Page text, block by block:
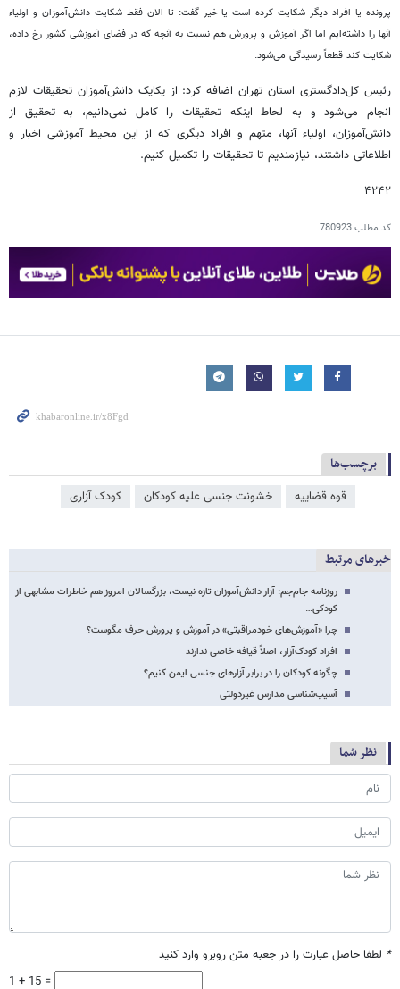
پرونده یا افراد دیگر شکایت کرده است یا خیر گفت: تا الان فقط شکایت دانش‌آموزان و اولیاء
آنها را داشته‌ایم اما اگر آموزش و پرورش هم نسبت به آنچه که در فضای آموزشی کشور رخ داده،
شکایت کند قطعاً رسیدگی می‌شود.
رئیس کل‌دادگستری استان تهران اضافه کرد: از یکایک دانش‌آموزان تحقیقات لازم
انجام می‌شود و به لحاط اینکه تحقیقات را کامل نمی‌دانیم، به تحقیق از
دانش‌آموزان، اولیاء آنها، متهم و افراد دیگری که از این محیط آموزشی اخبار و
اطلاعاتی داشتند، نیازمندیم تا تحقیقات را تکمیل کنیم.
۴۲۴۲
کد مطلب780923
برچسب‌ها
قوه قضاییه خشونت جنسی علیه کودکان کودک آزاری
خبرهای مرتبط
روزنامه جام‌جم: آزار دانش‌آموزان تازه نیست، بزرگسالان امروز هم خاطرات مشابهی از
کودکی…
چرا «آموزش‌های خودمراقبتی» در آموزش و پرورش حرف مگوست؟
افراد کودک‌آزار، اصلاً قیافه خاصی ندارند
چگونه کودکان را در برابر آزارهای جنسی ایمن کنیم؟
آسیب‌شناسی مدارس غیردولتی
نظر شما
* لطفا حاصل عبارت را در جعبه متن روبرو وارد کنید
1 + 15 =